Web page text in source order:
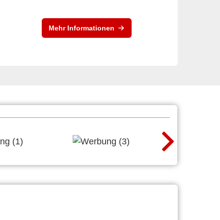
Mehr Informationen